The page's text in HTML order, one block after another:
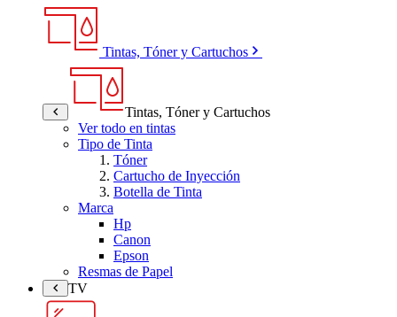
Tintas, Tóner y Cartuchos
Tintas, Tóner y Cartuchos
Ver todo en tintas
Tipo de Tinta
Tóner
Cartucho de Inyección
Botella de Tinta
Marca
Hp
Canon
Epson
Resmas de Papel
TV